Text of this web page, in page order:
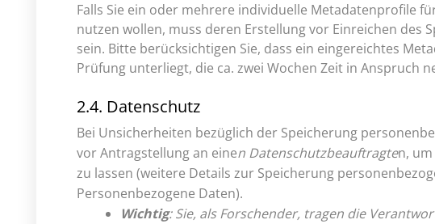
Falls Sie ein oder mehrere individuelle Metadatenprofile
nutzen wollen, muss deren Erstellung vor Einreichen des
sein. Bitte berücksichtigen Sie, dass ein eingereichtes
Prüfung unterliegt, die ca. zwei Wochen Zeit in Anspruch
2.4. Datenschutz
Bei Unsicherheiten bezüglich der Speicherung
vor Antragstellung an einen Datenschutzbeauftragten,
zu lassen (weitere Details zur Speicherung
Personenbezogene Daten).
Wichtig: Sie, als Forschender, tragen die